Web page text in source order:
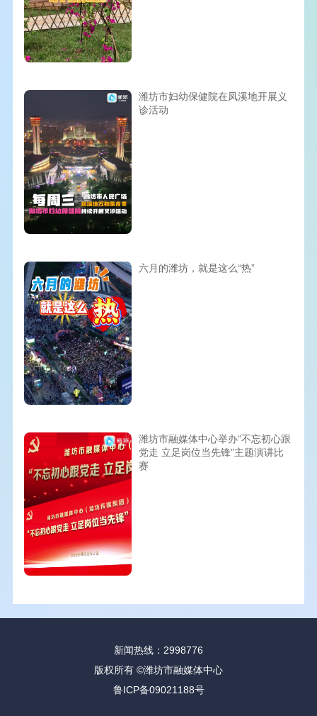
潍坊市妇幼保健院在凤溪地开展义
诊活动
六月的潍坊，就是这么“热”
潍坊市融媒体中心举办“不忘初心跟
党走 立足岗位当先锋”主题演讲比
赛
新闻热线：2998776
版权所有 ©潍坊市融媒体中心
鲁ICP备09021188号